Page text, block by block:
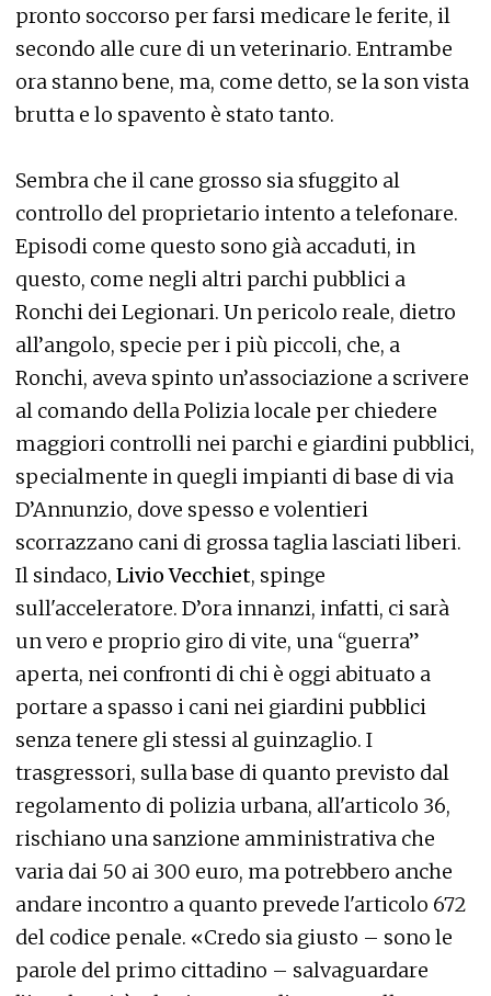
pronto soccorso per farsi medicare le ferite, il
secondo alle cure di un veterinario. Entrambe
ora stanno bene, ma, come detto, se la son vista
brutta e lo spavento è stato tanto.
Sembra che il cane grosso sia sfuggito al
controllo del proprietario intento a telefonare.
Episodi come questo sono già accaduti, in
questo, come negli altri parchi pubblici a
Ronchi dei Legionari. Un pericolo reale, dietro
all’angolo, specie per i più piccoli, che, a
Ronchi, aveva spinto un’associazione a scrivere
al comando della Polizia locale per chiedere
maggiori controlli nei parchi e giardini pubblici,
specialmente in quegli impianti di base di via
D’Annunzio, dove spesso e volentieri
scorrazzano cani di grossa taglia lasciati liberi.
Il sindaco, Livio Vecchiet, spinge
sull'acceleratore. D’ora innanzi, infatti, ci sarà
un vero e proprio giro di vite, una “guerra”
aperta, nei confronti di chi è oggi abituato a
portare a spasso i cani nei giardini pubblici
senza tenere gli stessi al guinzaglio. I
trasgressori, sulla base di quanto previsto dal
regolamento di polizia urbana, all'articolo 36,
rischiano una sanzione amministrativa che
varia dai 50 ai 300 euro, ma potrebbero anche
andare incontro a quanto prevede l'articolo 672
del codice penale. «Credo sia giusto – sono le
parole del primo cittadino – salvaguardare